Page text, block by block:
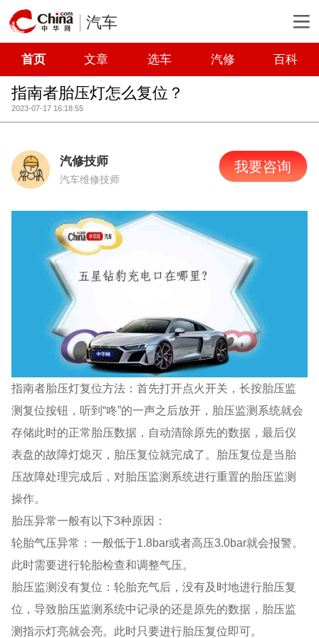
汽车
首页 文章 选车 汽修 百科
指南者胎压灯怎么复位？
2023-07-17 16:18:55
汽修技师
汽车维修技师
我要咨询
指南者胎压灯复位方法：首先打开点火开关，长按胎压监
测复位按钮，听到“咚”的一声之后放开，胎压监测系统就会
存储此时的正常胎压数据，自动清除原先的数据，最后仪
表盘的故障灯熄灭，胎压复位就完成了。胎压复位是当胎
压故障处理完成后，对胎压监测系统进行重置的胎压监测
操作。
胎压异常一般有以下3种原因：
轮胎气压异常：一般低于1.8bar或者高压3.0bar就会报警。
此时需要进行轮胎检查和调整气压。
胎压监测没有复位：轮胎充气后，没有及时地进行胎压复
位，导致胎压监测系统中记录的还是原先的数据，胎压监
测指示灯亮就会亮。此时只要进行胎压复位即可。